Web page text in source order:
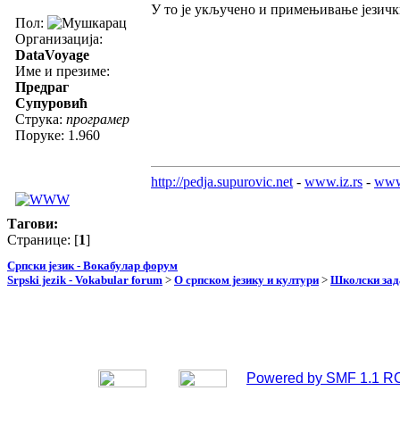
Пол:
Организација:
DataVoyage
Име и презиме:
Предраг
Супуровић
Струка: програмер
Поруке: 1.960
У то је укључено и примењивање
http://pedja.supurovic.net - www.iz.rs -
Тагови:
Странице: [1]
Српски језик - Вокабулар форум
Srpski jezik - Vokabular forum > О српском језику и култури > Школски
Powered by SMF 1.1